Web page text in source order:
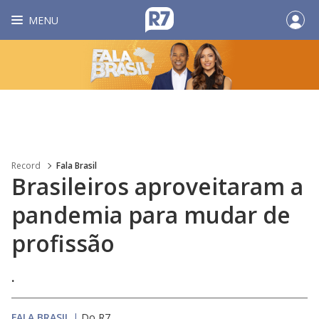
MENU
Record Fala Brasil
Brasileiros aproveitaram a
pandemia para mudar de
profissão
.